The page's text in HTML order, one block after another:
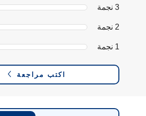
3 نجمة
2 نجمة
1 نجمة
اكتب مراجعة